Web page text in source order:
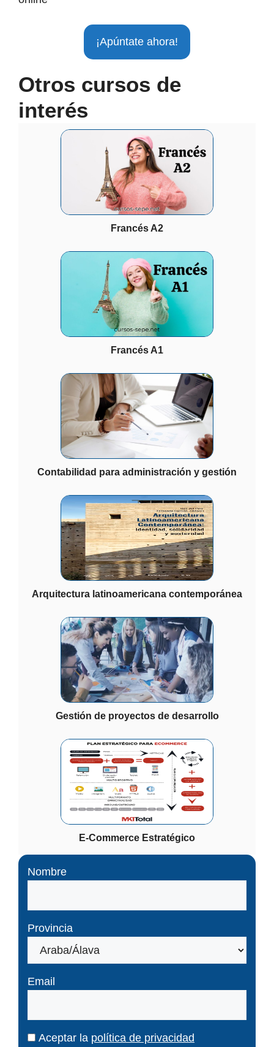
¡Apúntate ahora!
Otros cursos de
interés
Francés A2
Francés A1
Contabilidad para administración y gestión
Arquitectura latinoamericana contemporánea
Gestión de proyectos de desarrollo
E-Commerce Estratégico
Nombre
Provincia
Email
Aceptar la política de privacidad